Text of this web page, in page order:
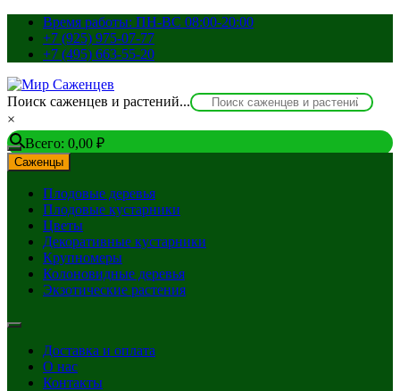
Перейти
содержимому
Время работы: ПН-ВС 08:00-20:00
+7 (925) 975-07-77
+7 (495) 663-55-20
Поиск саженцев и растений...
×
Всего: 0,00 ₽
Саженцы
Плодовые деревья
Плодовые кустарники
Цветы
Декоративные кустарники
Крупномеры
Колоновидные деревья
Экзотические растения
Доставка и оплата
О нас
Контакты